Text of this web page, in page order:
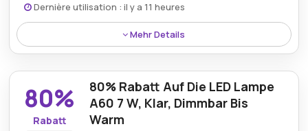
Dernière utilisation : il y a 11 heures
Mehr Details
Sichern Sie sich einen satten Preisnachlass von 71%
auf die Outdoor-Leuchte Hudson E27 IP44 in
klassischem Schwarz, die Sie in der Auswahl an
Sonderbeleuchtungen von Everen.de finden.
80%
Rabatt
80% Rabatt Auf Die LED Lampe
A60 7 W, Klar, Dimmbar Bis
Warm